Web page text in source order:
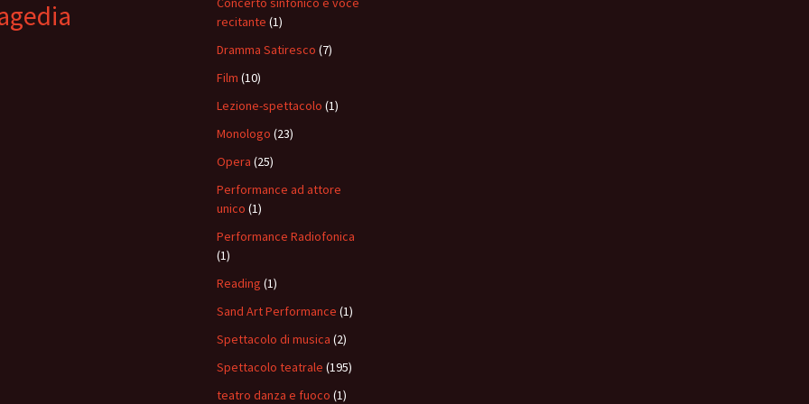
recitante (1)
Dramma Satiresco (7)
Film (10)
Lezione-spettacolo (1)
Monologo (23)
Opera (25)
Performance ad attore
unico (1)
Performance Radiofonica
(1)
Reading (1)
Sand Art Performance (1)
Spettacolo di musica (2)
Spettacolo teatrale (195)
teatro danza e fuoco (1)